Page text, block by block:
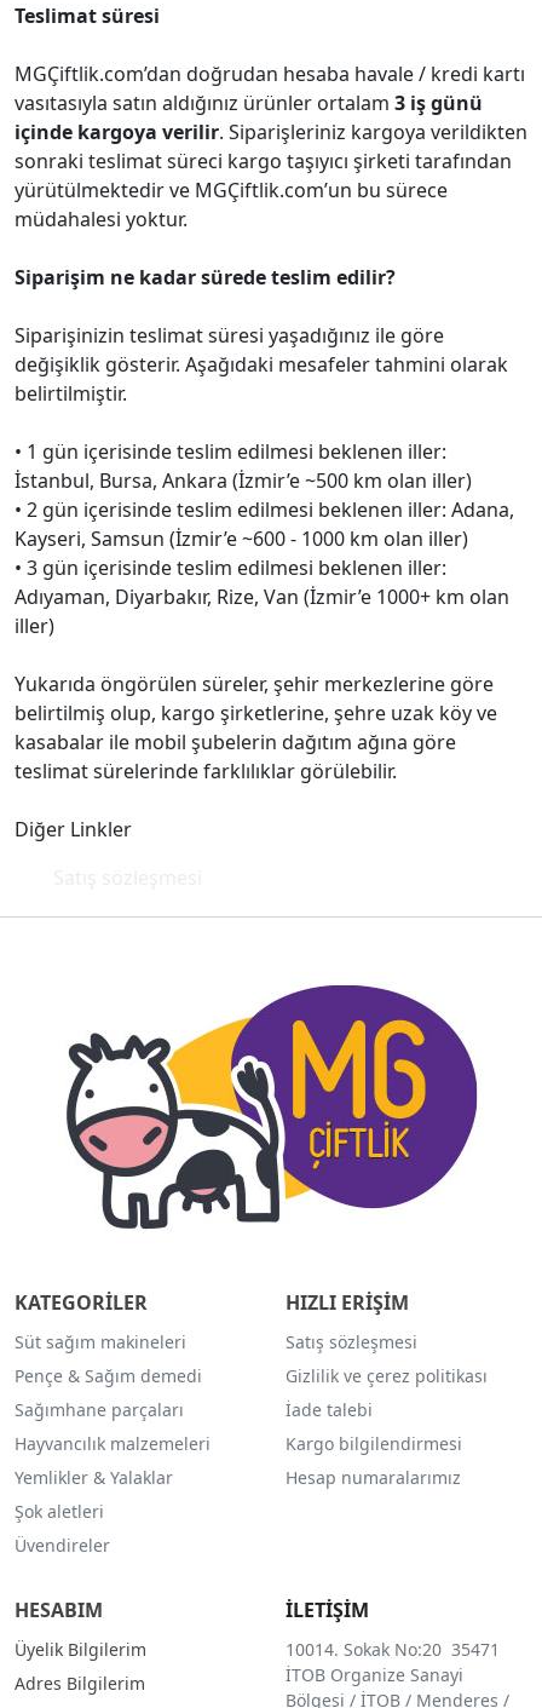
Teslimat süresi
MGÇiftlik.com’dan doğrudan hesaba havale / kredi kartı
vasıtasıyla satın aldığınız ürünler ortalam 3 iş günü
içinde kargoya verilir. Siparişleriniz kargoya verildikten
sonraki teslimat süreci kargo taşıyıcı şirketi tarafından
yürütülmektedir ve MGÇiftlik.com’un bu sürece
müdahalesi yoktur.
Siparişim ne kadar sürede teslim edilir?
Siparişinizin teslimat süresi yaşadığınız ile göre
değişiklik gösterir. Aşağıdaki mesafeler tahmini olarak
belirtilmiştir.
• 1 gün içerisinde teslim edilmesi beklenen iller:
İstanbul, Bursa, Ankara (İzmir’e ~500 km olan iller)
• 2 gün içerisinde teslim edilmesi beklenen iller: Adana,
Kayseri, Samsun (İzmir’e ~600 - 1000 km olan iller)
• 3 gün içerisinde teslim edilmesi beklenen iller:
Adıyaman, Diyarbakır, Rize, Van (İzmir’e 1000+ km olan
iller)
Yukarıda öngörülen süreler, şehir merkezlerine göre
belirtilmiş olup, kargo şirketlerine, şehre uzak köy ve
kasabalar ile mobil şubelerin dağıtım ağına göre
teslimat sürelerinde farklılıklar görülebilir.
Diğer Linkler
KATEGORİLER
Süt sağım makineleri
Pençe & Sağım demedi
Sağımhane parçaları
Hayvancılık malzemeleri
Yemlikler & Yalaklar
Şok aletleri
Üvendireler
HIZLI ERİŞİM
Satış sözleşmesi
Gizlilik ve çerez politikası
İade talebi
Kargo bilgilendirmesi
Hesap numaralarımız
HESABIM
Üyelik Bilgilerim
Adres Bilgilerim
İLETİŞİM
10014. Sokak No:20 35471
İTOB Organize Sanayi
Bölgesi / İTOB / Menderes /